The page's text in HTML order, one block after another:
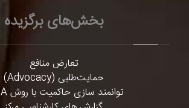
بخش‌های برگزیده
تعارض منافع
حمایت‌طلبی (Advocacy)
توانمند سازی حاکمیت با روش PDIA